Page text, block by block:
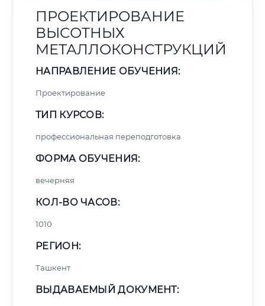
ПРОЕКТИРОВАНИЕ
ВЫСОТНЫХ
МЕТАЛЛОКОНСТРУКЦИЙ
НАПРАВЛЕНИЕ ОБУЧЕНИЯ:
Проектирование
ТИП КУРСОВ:
профессиональная переподготовка
ФОРМА ОБУЧЕНИЯ:
вечерняя
КОЛ-ВО ЧАСОВ:
1010
РЕГИОН:
Ташкент
ВЫДАВАЕМЫЙ ДОКУМЕНТ: